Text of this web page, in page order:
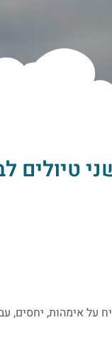
טיולים
על אימהות, יחסים,